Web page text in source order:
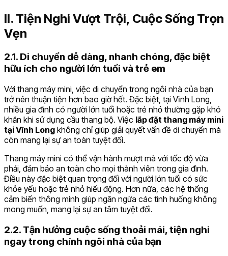
II. Tiện Nghi Vượt Trội, Cuộc Sống Trọn
Vẹn
2.1. Di chuyển dễ dàng, nhanh chóng, đặc biệt
hữu ích cho người lớn tuổi và trẻ em
Với thang máy mini, việc di chuyển trong ngôi nhà của bạn
trở nên thuận tiện hơn bao giờ hết. Đặc biệt, tại Vĩnh Long,
nhiều gia đình có người lớn tuổi hoặc trẻ nhỏ thường gặp khó
khăn khi sử dụng cầu thang bộ. Việc lắp đặt thang máy mini
tại Vĩnh Long không chỉ giúp giải quyết vấn đề di chuyển mà
còn mang lại sự an toàn tuyệt đối.
Thang máy mini có thể vận hành mượt mà với tốc độ vừa
phải, đảm bảo an toàn cho mọi thành viên trong gia đình.
Điều này đặc biệt quan trọng đối với người lớn tuổi có sức
khỏe yếu hoặc trẻ nhỏ hiếu động. Hơn nữa, các hệ thống
cảm biến thông minh giúp ngăn ngừa các tình huống không
mong muốn, mang lại sự an tâm tuyệt đối.
2.2. Tận hưởng cuộc sống thoải mái, tiện nghi
ngay trong chính ngôi nhà của bạn